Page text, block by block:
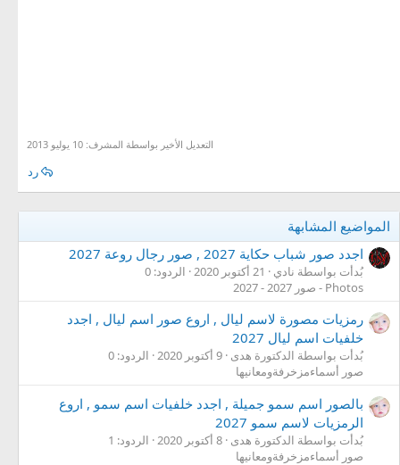
التعديل الأخير بواسطة المشرف: 10 يوليو 2013
رد
المواضيع المشابهة
اجدد صور شباب حكاية 2027 , صور رجال روعة 2027
بُدأت بواسطة نادي 21 أكتوبر 2020
الردود: 0
Photos - صور 2027 - 2027
رمزيات مصورة لاسم ليال , اروع صور اسم ليال , اجدد
خلفيات اسم ليال 2027
بُدأت بواسطة الدكتورة هدى 9 أكتوبر 2020
الردود: 0
صور أسماءمزخرفةومعانيها
بالصور اسم سمو جميلة , اجدد خلفيات اسم سمو , اروع
الرمزيات لاسم سمو 2027
بُدأت بواسطة الدكتورة هدى 8 أكتوبر 2020
الردود: 1
صور أسماءمزخرفةومعانيها